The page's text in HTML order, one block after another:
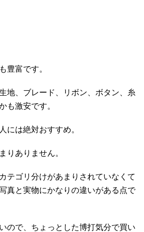
豊富です。
地、ブレード、リボン、ボタン、糸
も激安です。
には絶対おすすめ。
りありません。
テゴリ分けがあまりされていなくて
真と実物にかなりの違いがある点で
ので、ちょっとした博打気分で買い